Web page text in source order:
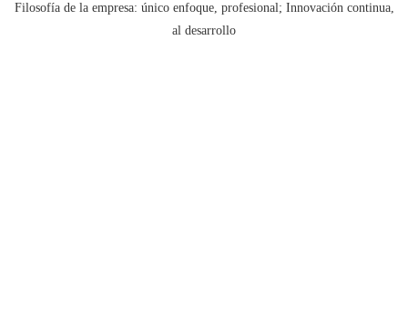
Filosofía de la empresa: único enfoque, profesional; Innovación continua,
al desarrollo